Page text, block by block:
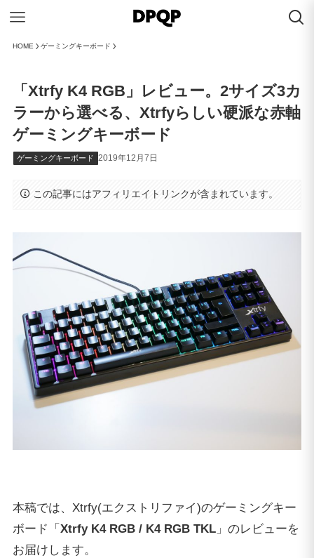
HOME ゲーミングキーボード
「Xtrfy K4 RGB」レビュー。2サイズ3カ
ラーから選べる、Xtrfyらしい硬派な赤軸
ゲーミングキーボード
ゲーミングキーボード 2019年12月7日
この記事にはアフィリエイトリンクが含まれています。
本稿では、Xtrfy(エクストリファイ)のゲーミングキー
ボード「 Xtrfy K4 RGB / K4 RGB TKL」のレビューを
お届けします。